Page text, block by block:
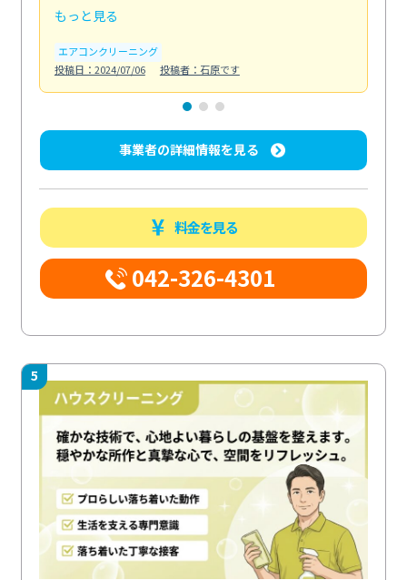
もっと見る
エアコンクリーニング
投稿日：2024/07/06
投稿者：石原です
事業者の詳細情報を見る
料金を見る
042-326-4301
5